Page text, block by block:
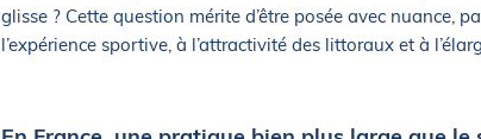
glisse ? Cette question mérite d’être posée avec nuance,
l’expérience sportive, à l’attractivité des littoraux et à